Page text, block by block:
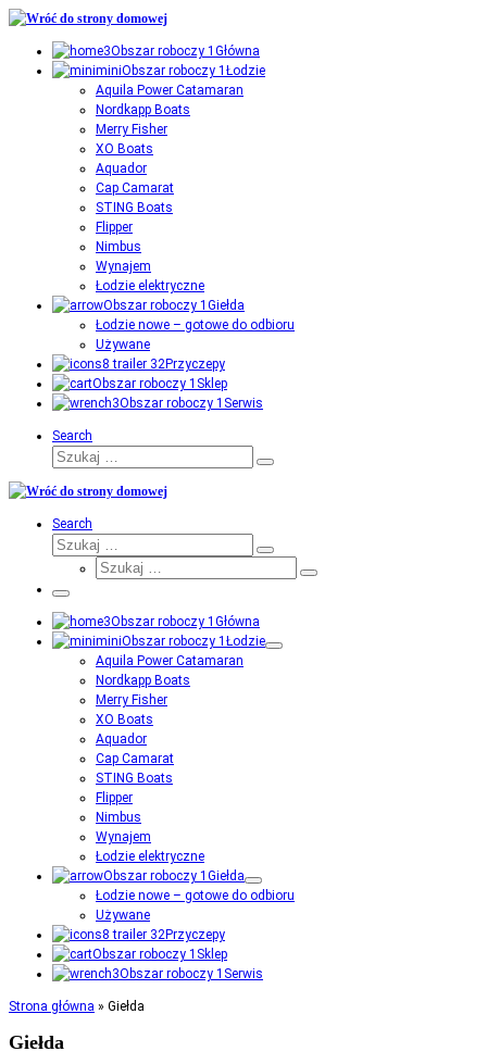
Przejdź
treści
Główna
Łodzie
Aquila Power Catamaran
Nordkapp Boats
Merry Fisher
XO Boats
Aquador
Cap Camarat
STING Boats
Flipper
Nimbus
Wynajem
Łodzie elektryczne
Giełda
Łodzie nowe – gotowe do odbioru
Używane
Przyczepy
Sklep
Serwis
Search
Szukaj
Szukaj
Search
Szukaj
Szukaj
Szukaj
Szukaj
Menu
Główna
Łodzie
Aquila Power Catamaran
Nordkapp Boats
Merry Fisher
XO Boats
Aquador
Cap Camarat
STING Boats
Flipper
Nimbus
Wynajem
Łodzie elektryczne
Giełda
Łodzie nowe – gotowe do odbioru
Używane
Przyczepy
Sklep
Serwis
Strona główna » Giełda
Giełda